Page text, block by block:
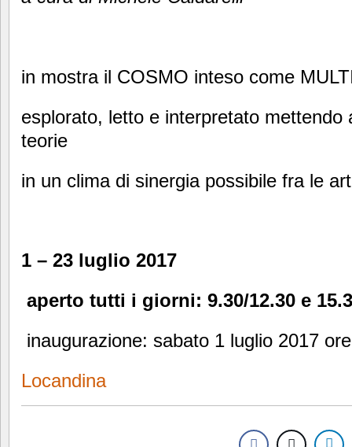
in mostra il COSMO inteso come
esplorato, letto e interpretato mettendo
teorie
in un clima di sinergia possibile fra le
1 – 23 luglio 2017
aperto tutti i giorni: 9.30/12.30 e
inaugurazione: sabato 1 luglio 2017
Locandina